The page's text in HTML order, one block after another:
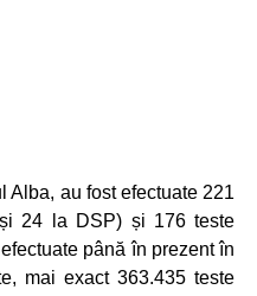
Alba, au fost efectuate 221
24 la DSP) și 176 teste
până în prezent în
mai exact 363.435 teste